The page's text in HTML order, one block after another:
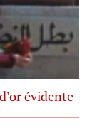
évidente